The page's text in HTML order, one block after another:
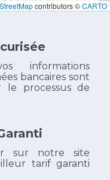
contributors ©CARTO
informations
bancaires sont
le processus de
sur notre site
tarif garanti